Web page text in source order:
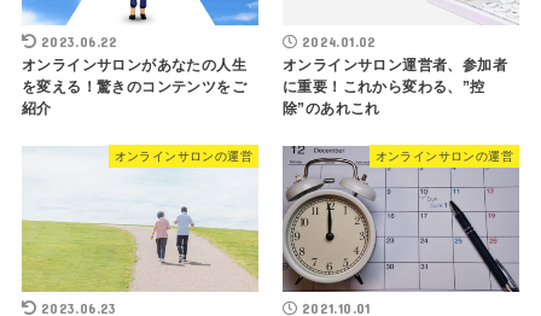
2023.06.22
オンラインサロンがあなたの人生
を変える！驚きのコンテンツをご
紹介
2024.01.02
オンラインサロン運営者、参加者
に重要！これから変わる、”控
除”のあれこれ
オンラインサロンの運営
2023.06.23
オンラインサロンの運営
2021.10.01